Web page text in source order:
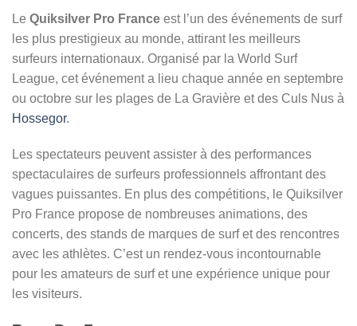
Le Quiksilver Pro France est l’un des événements de surf
les plus prestigieux au monde, attirant les meilleurs
surfeurs internationaux. Organisé par la World Surf
League, cet événement a lieu chaque année en septembre
ou octobre sur les plages de La Gravière et des Culs Nus à
Hossegor.
Les spectateurs peuvent assister à des performances
spectaculaires de surfeurs professionnels affrontant des
vagues puissantes. En plus des compétitions, le Quiksilver
Pro France propose de nombreuses animations, des
concerts, des stands de marques de surf et des rencontres
avec les athlètes. C’est un rendez-vous incontournable
pour les amateurs de surf et une expérience unique pour
les visiteurs.